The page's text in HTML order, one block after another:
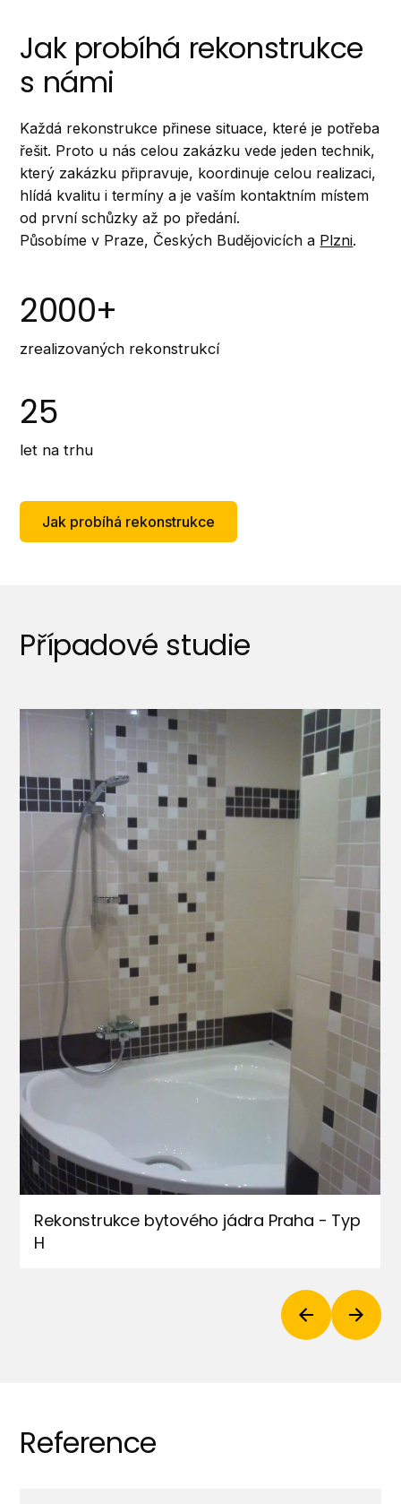
Jak probíhá rekonstrukce
s námi
Každá rekonstrukce přinese situace, které je potřeba
řešit. Proto u nás celou zakázku vede jeden technik,
který zakázku připravuje, koordinuje celou realizaci,
hlídá kvalitu i termíny a je vaším kontaktním místem
od první schůzky až po předání.
Působíme v Praze, Českých Budějovicích a Plzni.
2000+
zrealizovaných rekonstrukcí
25
let na trhu
Jak probíhá rekonstrukce
Případové studie
Rekonstrukce bytového jádra Praha - Typ
H
Reference